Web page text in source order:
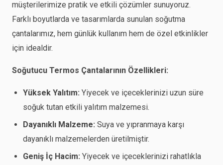
müşterilerimize pratik ve etkili çözümler sunuyoruz.
Farklı boyutlarda ve tasarımlarda sunulan soğutma
çantalarımız, hem günlük kullanım hem de özel etkinlikler
için idealdir.
Soğutucu Termos Çantalarının Özellikleri:
Yüksek Yalıtım: Yiyecek ve içeceklerinizi uzun süre
soğuk tutan etkili yalıtım malzemesi.
Dayanıklı Malzeme: Suya ve yıpranmaya karşı
dayanıklı malzemelerden üretilmiştir.
Geniş İç Hacim: Yiyecek ve içeceklerinizi rahatlıkla